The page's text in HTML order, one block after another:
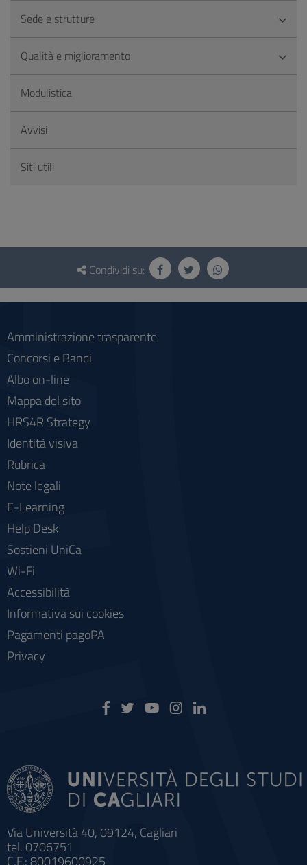
Sede e strutture
Qualità e miglioramento
Modulistica
Avvisi
Siti utili
Questionario
social
Condividi su:
Via Università 40, 09124, Cagliari
tel. 0706751
C.F.: 80019600925
Amministrazione trasparente
Concorsi e Bandi
Albo on-line
Mappa del sito
HRS4R Strategy
Identità visiva
Rubrica
Note legali
E-Learning
Help Desk
Sostieni UniCa
Wi-Fi
Accessibilità
Informativa sui cookies
Pagamenti pagoPA
Privacy